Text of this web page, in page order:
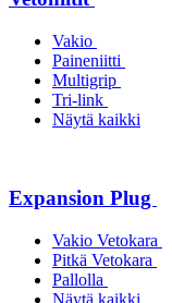
Vakio
Paineniitti
Multigrip
Tri-link
Näytä kaikki
Expansion Plug
Vakio Vetokara
Pitkä Vetokara
Pallolla